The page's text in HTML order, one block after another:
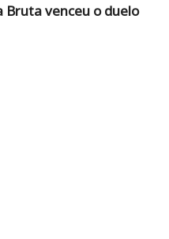
venceu o duelo